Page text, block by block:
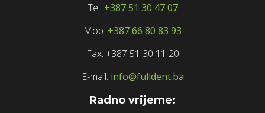
Tel: +387 51 30 47 07
Mob: +387 66 80 83 93
Fax: +387 51 30 11 20
E-mail: info@fulldent.ba
Radno vrijeme: